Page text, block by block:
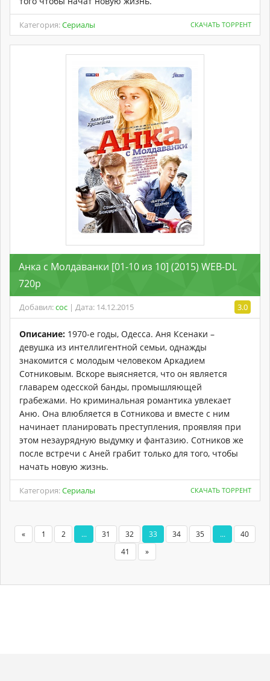
Категория:Сериалы СКАЧАТЬ ТОРРЕНТ
Анка с Молдаванки [01-10 из 10] (2015) WEB-DL
720p
Добавил:coc | Дата: 14.12.2015 3.0
Описание: 1970-е годы, Одесса. Аня Ксенаки –
девушка из интеллигентной семьи, однажды
знакомится с молодым человеком Аркадием
Сотниковым. Вскоре выясняется, что он является
главарем одесской банды, промышляющей
грабежами. Но криминальная романтика увлекает
Аню. Она влюбляется в Сотникова и вместе с ним
начинает планировать преступления, проявляя при
этом незаурядную выдумку и фантазию. Сотников же
после встречи с Аней грабит только для того, чтобы
начать новую жизнь.
Категория:Сериалы СКАЧАТЬ ТОРРЕНТ
« 1 2 ... 31 32 33 34 35 ...
40
41
»